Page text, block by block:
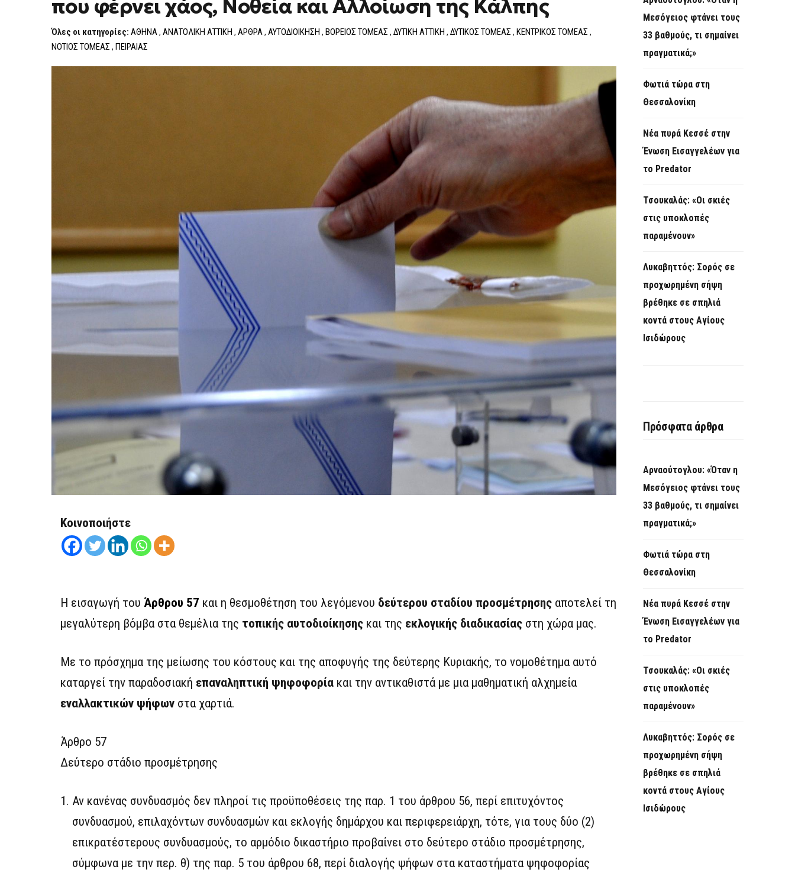
ΣΤΟ
ΆΡΘΡΟ
ΤΟ
ΦΈΡΝΕΙ
που φέρνει χάος, Νοθεία και Αλλοίωση της Κάλπης
Όλες οι κατηγορίες: ΑΘΗΝΑ, ΑΝΑΤΟΛΙΚΗ ΑΤΤΙΚΗ , ΑΡΘΡΑ, ΑΥΤΟΔΙΟΙΚΗΣΗ , ΒΟΡΕΙΟΣ ΤΟΜΕΑΣ , ΔΥΤΙΚΗ ΑΤΤΙΚΗ , ΔΥΤΙΚΟΣ ΤΟΜΕΑΣ , ΚΕΝΤΡΙΚΟΣ ΤΟΜΕΑΣ ,
ΝΟΤΙΟΣ ΤΟΜΕΑΣ , ΠΕΙΡΑΙΑΣ
Κοινοποιήστε
Η εισαγωγή του Άρθρου 57 και η θεσμοθέτηση του λεγόμενου δεύτερου σταδίου προσμέτρησης αποτελεί τη
μεγαλύτερη βόμβα στα θεμέλια της τοπικής αυτοδιοίκησης και της εκλογικής διαδικασίας στη χώρα μας.
Με το πρόσχημα της μείωσης του κόστους και της αποφυγής της δεύτερης Κυριακής, το νομοθέτημα αυτό
καταργεί την παραδοσιακή επαναληπτική ψηφοφορία και την αντικαθιστά με μια μαθηματική αλχημεία
εναλλακτικών ψήφων στα χαρτιά.
Άρθρο 57
Δεύτερο στάδιο προσμέτρησης
Αν κανένας συνδυασμός δεν πληροί τις προϋποθέσεις της παρ. 1 του άρθρου 56, περί επιτυχόντος
συνδυασμού, επιλαχόντων συνδυασμών και εκλογής δημάρχου και περιφερειάρχη, τότε, για τους δύο (2)
επικρατέστερους συνδυασμούς, το αρμόδιο δικαστήριο προβαίνει στο δεύτερο στάδιο προσμέτρησης,
σύμφωνα με την περ. θ) της παρ. 5 του άρθρου 68, περί διαλογής ψήφων στα καταστήματα ψηφοφορίας
Μεσόγειος φτάνει τους
33 βαθμούς, τι σημαίνει
πραγματικά;»
Φωτιά τώρα στη
Θεσσαλονίκη
Νέα πυρά Κεσσέ στην
Ένωση Εισαγγελέων για
το Predator
Τσουκαλάς: «Οι σκιές
στις υποκλοπές
παραμένουν»
Λυκαβηττός: Σορός σε
προχωρημένη σήψη
βρέθηκε σε σπηλιά
κοντά στους Αγίους
Ισιδώρους
Πρόσφατα άρθρα
Αρναούτογλου: «Όταν η
Μεσόγειος φτάνει τους
33 βαθμούς, τι σημαίνει
πραγματικά;»
Φωτιά τώρα στη
Θεσσαλονίκη
Νέα πυρά Κεσσέ στην
Ένωση Εισαγγελέων για
το Predator
Τσουκαλάς: «Οι σκιές
στις υποκλοπές
παραμένουν»
Λυκαβηττός: Σορός σε
προχωρημένη σήψη
βρέθηκε σε σπηλιά
κοντά στους Αγίους
Ισιδώρους